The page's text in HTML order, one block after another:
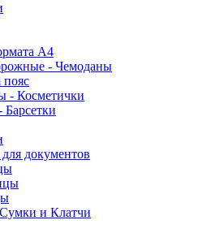
А4
- Чемоданы
- Косметички
документов
и Клатчи